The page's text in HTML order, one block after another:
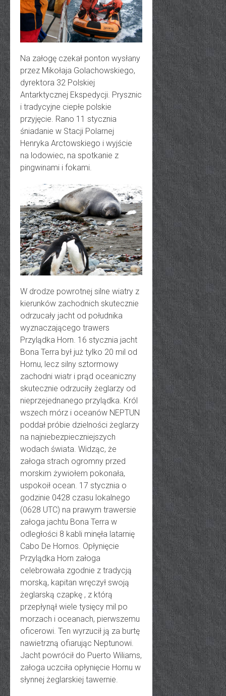
Na załogę czekał ponton wysłany
przez Mikołaja Golachowskiego,
dyrektora 32 Polskiej
Antarktycznej Ekspedycji. Prysznic
i tradycyjne ciepłe polskie
przyjęcie. Rano 11 stycznia
śniadanie w Stacji Polarnej
Henryka Arctowskiego i wyjście
na lodowiec, na spotkanie z
pingwinami i fokami.
W drodze powrotnej silne wiatry z
kierunków zachodnich skutecznie
odrzucały jacht od południka
wyznaczającego trawers
Przylądka Horn. 16 stycznia jacht
Bona Terra był już tylko 20 mil od
Hornu, lecz silny sztormowy
zachodni wiatr i prąd oceaniczny
skutecznie odrzuciły żeglarzy od
nieprzejednanego przylądka. Król
wszech mórz i oceanów NEPTUN
poddał próbie dzielności żeglarzy
na najniebezpieczniejszych
wodach świata. Widząc, że
załoga strach ogromny przed
morskim żywiołem pokonała,
uspokoił ocean. 17 stycznia o
godzinie 0428 czasu lokalnego
(0628 UTC) na prawym trawersie
załoga jachtu Bona Terra w
odległości 8 kabli minęła latarnię
Cabo De Hornos. Opłynięcie
Przylądka Horn załoga
celebrowała zgodnie z tradycją
morską, kapitan wręczył swoją
żeglarską czapkę , z którą
przepłynął wiele tysięcy mil po
morzach i oceanach, pierwszemu
oficerowi. Ten wyrzucił ją za burtę
nawietrzną ofiarując Neptunowi.
Jacht powrócił do Puerto Wiliams,
załoga uczciła opłynięcie Hornu w
słynnej żeglarskiej tawernie.